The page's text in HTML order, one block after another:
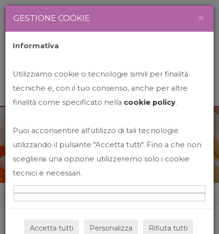
News&Events
Home News&events
GESTIONE COOKIE ×
Informativa
Utilizziamo cookie o tecnologie simili per finalità
tecniche e, con il tuo consenso, anche per altre
finalità come specificato nella cookie policy.
Puoi acconsentire all'utilizzo di tali tecnologie
utilizzando il pulsante "Accetta tutti". Fino a che non
sceglierai una opzione utilizzeremo solo i cookie
tecnici e necessari.
Accetta tutti Personalizza Rifiuta tutti